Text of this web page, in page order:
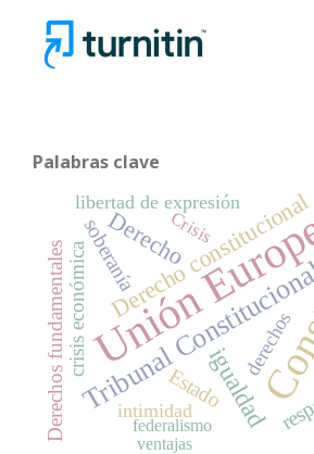
Palabras clave
Unión
Tribunal igualdad
Derecho constitucional
Derecho
crisis económica
Estado
soberanía
Derechos fundamentales intimidad
derechos
libertad de expresión
Crisis
federalismo
ventajas